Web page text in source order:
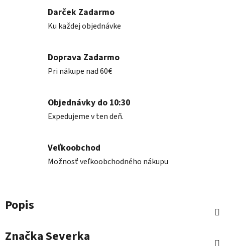
Darček Zadarmo
Ku každej objednávke
Doprava Zadarmo
Pri nákupe nad 60€
Objednávky do 10:30
Expedujeme v ten deň.
Veľkoobchod
Možnosť veľkoobchodného nákupu
Popis
ZnačkaSeverka